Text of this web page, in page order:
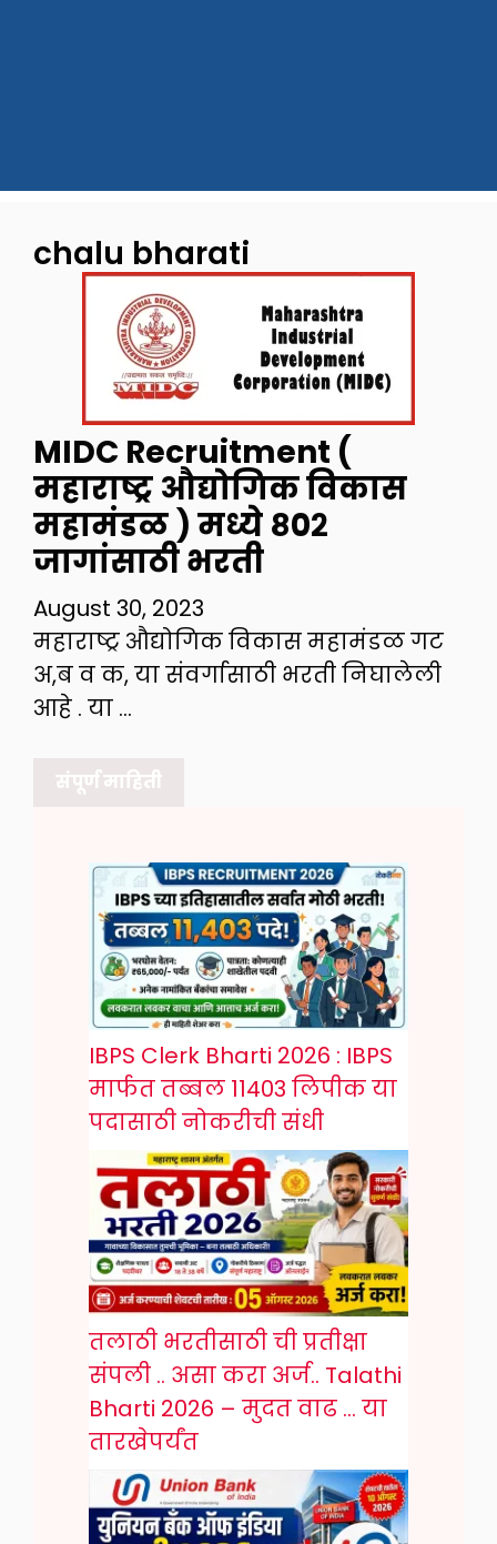
chalu bharati
MIDC Recruitment (
महाराष्ट्र औद्योगिक विकास
महामंडळ ) मध्ये ८०२
जागांसाठी भरती
August 30, 2023
महाराष्ट्र औद्योगिक विकास महामंडळ गट
अ,ब व क, या संवर्गासाठी भरती निघालेली
आहे . या …
संपूर्ण माहिती
IBPS Clerk Bharti 2026 : IBPS
मार्फत तब्बल 11403 लिपीक या
पदासाठी नोकरीची संधी
तलाठी भरतीसाठी ची प्रतीक्षा
संपली .. असा करा अर्ज.. Talathi
Bharti 2026 – मुदत वाढ … या
तारखेपर्यंत